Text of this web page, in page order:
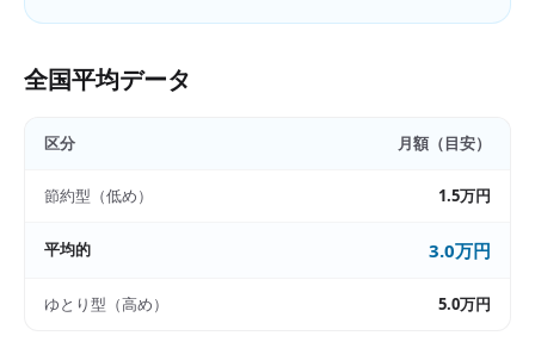
全国平均データ
区分 月額（目安）
節約型（低め） 1.5万円
平均的 3.0万円
ゆとり型（高め） 5.0万円